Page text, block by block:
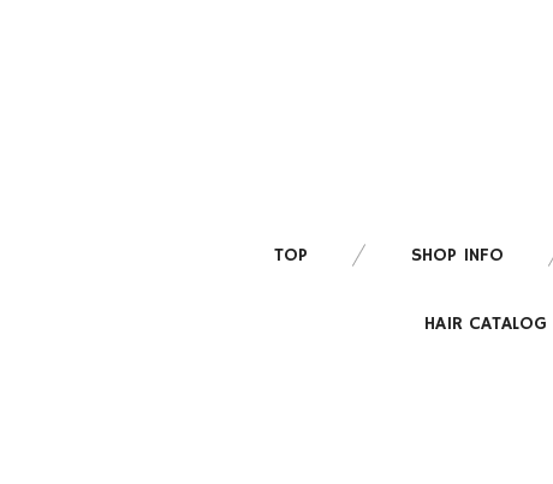
TOP SHOP INFO
HAIR CATALOG